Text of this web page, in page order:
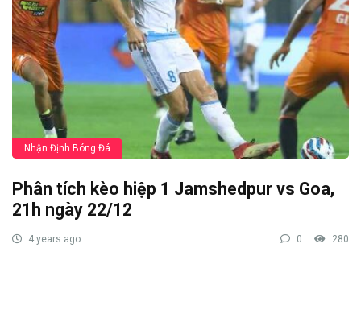
Nhận Định Bóng Đá
Phân tích kèo hiệp 1 Jamshedpur vs Goa,
21h ngày 22/12
4 years ago 0 280